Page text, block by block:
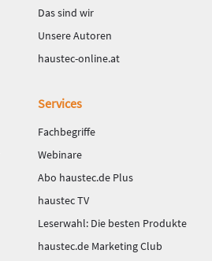
Das sind wir
Unsere Autoren
haustec-online.at
Services
Fachbegriffe
Webinare
Abo haustec.de Plus
haustec TV
Leserwahl: Die besten Produkte
haustec.de Marketing Club